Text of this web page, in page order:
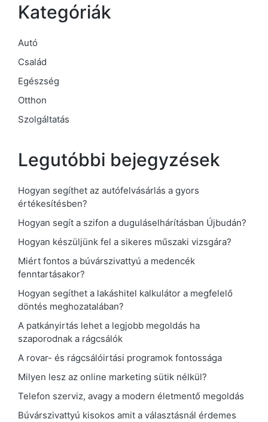
Kategóriák
Autó
Család
Egészség
Otthon
Szolgáltatás
Legutóbbi bejegyzések
Hogyan segíthet az autófelvásárlás a gyors
értékesítésben?
Hogyan segít a szifon a duguláselhárításban Újbudán?
Hogyan készüljünk fel a sikeres műszaki vizsgára?
Miért fontos a búvárszivattyú a medencék
fenntartásakor?
Hogyan segíthet a lakáshitel kalkulátor a megfelelő
döntés meghozatalában?
A patkányirtás lehet a legjobb megoldás ha
szaporodnak a rágcsálók
A rovar- és rágcsálóirtási programok fontossága
Milyen lesz az online marketing sütik nélkül?
Telefon szerviz, avagy a modern életmentő megoldás
Búvárszivattyú kisokos amit a választásnál érdemes